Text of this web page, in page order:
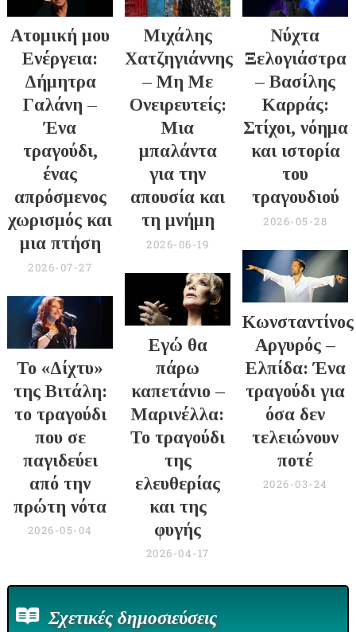
Ατομική μου
Ενέργεια:
Δήμητρα
Γαλάνη –
Ένα
τραγούδι,
ένας
απρόσμενος
χωρισμός και
μια πτήση
2026-07-27
Μιχάλης
Χατζηγιάννης
– Μη Με
Ονειρευτείς:
Μια
μπαλάντα
για την
απουσία και
τη μνήμη
2026-06-19
Νύχτα
Ξελογιάστρα
– Βασίλης
Καρράς:
Στίχοι, νόημα
και ιστορία
του
τραγουδιού
2026-05-28
Το «Δίχτυ»
της Βιτάλη:
το τραγούδι
που σε
παγιδεύει
από την
πρώτη νότα
2026-05-04
Εγώ θα
πάρω
καπετάνιο –
Μαρινέλλα:
Το τραγούδι
της
ελευθερίας
και της
φυγής
2026-04-17
Κωνσταντίνος
Αργυρός –
Ελπίδα: Ένα
τραγούδι για
όσα δεν
τελειώνουν
ποτέ
2026-03-24
Σχετικές δημοσιεύσεις